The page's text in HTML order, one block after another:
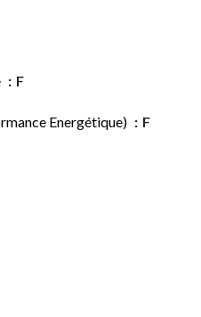
F
Energétique) F